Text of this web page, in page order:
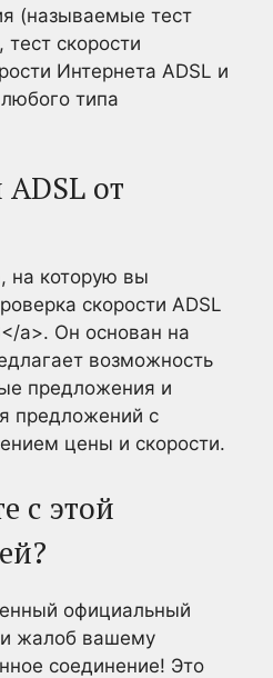
(называемые тест
тест скорости
Интернета ADSL и
типа
ADSL от
на которую вы
скорости ADSL
a>. Он основан на
возможность
предложения и
предложений с
цены и скорости.
с этой
официальный
жалоб вашему
соединение! Это